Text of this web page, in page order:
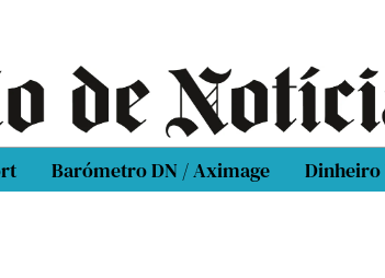
Barómetro DN / Aximage Dinheiro